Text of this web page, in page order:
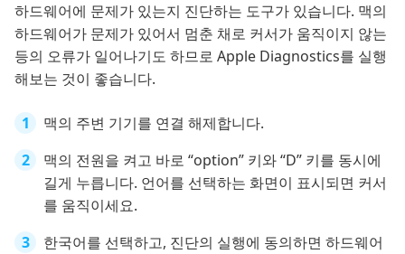
하드웨어에 문제가 있는지 진단하는 도구가 있습니다. 맥의
하드웨어가 문제가 있어서 멈춘 채로 커서가 움직이지 않는
등의 오류가 일어나기도 하므로 Apple Diagnostics를 실행
해보는 것이 좋습니다.
맥의 주변 기기를 연결 해제합니다.
맥의 전원을 켜고 바로 “option” 키와 “D” 키를 동시에
길게 누릅니다. 언어를 선택하는 화면이 표시되면 커서
를 움직이세요.
한국어를 선택하고, 진단의 실행에 동의하면 하드웨어